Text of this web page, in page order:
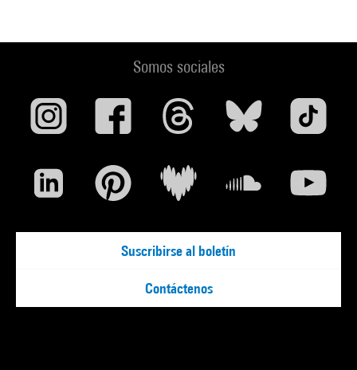
Somos sociales
Suscribirse al boletín
Contáctenos